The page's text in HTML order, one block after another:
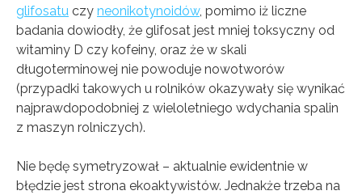
glifosatu czy neonikotynoidów, pomimo iż liczne
badania dowiodły, że glifosat jest mniej toksyczny od
witaminy D czy kofeiny, oraz że w skali
długoterminowej nie powoduje nowotworów
(przypadki takowych u rolników okazywały się wynikać
najprawdopodobniej z wieloletniego wdychania spalin
z maszyn rolniczych).
Nie będę symetryzował – aktualnie ewidentnie w
błędzie jest strona ekoaktywistów. Jednakże trzeba na